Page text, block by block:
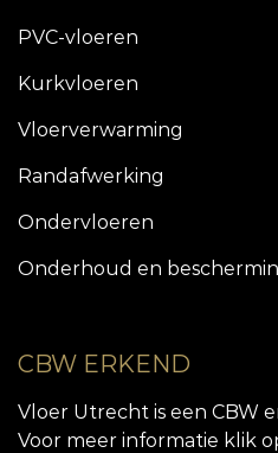
PVC-vloeren
Kurkvloeren
Vloerverwarming
Randafwerking
Ondervloeren
Onderhoud en
CBW ERKEND
Vloer Utrecht is een CBW
Voor meer informatie klik